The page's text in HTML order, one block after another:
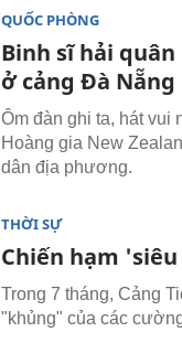
QUỐC PHÒNG
Binh sĩ hải
ở cảng Đà Nẵng
Ôm đàn ghi ta, hát vui
Hoàng gia New
dân địa phương.
THỜI SỰ
Chiến hạm
Trong 7 tháng, Cảng
"khủng" của các